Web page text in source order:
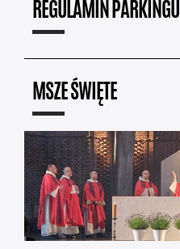
REGULAMIN PARKINGU
MSZE ŚWIĘTE